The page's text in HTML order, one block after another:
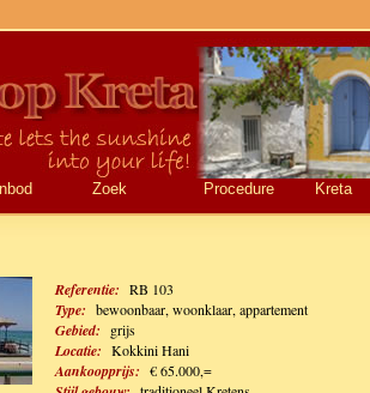
Zoek Procedure Kreta
Referentie: RB 103
Type: bewoonbaar, woonklaar, appartement
Gebied: grijs
Locatie: Kokkini Hani
Aankoopprijs: € 65.000,=